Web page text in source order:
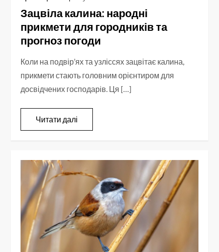
Зацвіла калина: народні
прикмети для городників та
прогноз погоди
Коли на подвір’ях та узліссях зацвітає калина,
прикмети стають головним орієнтиром для
досвідчених господарів. Ця […]
Читати далі